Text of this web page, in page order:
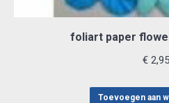
foliart paper
€2,95
Toevoegen aan